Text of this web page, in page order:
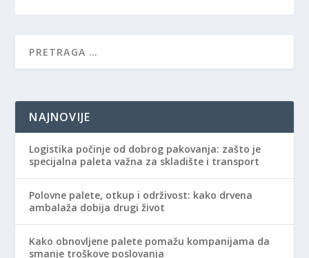
NAJNOVIJE
Logistika počinje od dobrog pakovanja: zašto je
specijalna paleta važna za skladište i transport
Polovne palete, otkup i održivost: kako drvena
ambalaža dobija drugi život
Kako obnovljene palete pomažu kompanijama da
smanje troškove poslovanja